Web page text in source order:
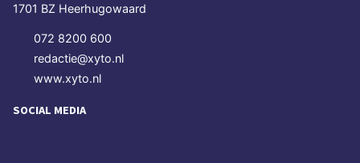
1701 BZ Heerhugowaard
072 8200 600
redactie@xyto.nl
www.xyto.nl
SOCIAL MEDIA